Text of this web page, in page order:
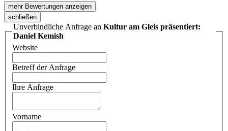
mehr Bewertungen anzeigen
schließen
Unverbindliche Anfrage an Kultur am Gleis präsentiert:
Daniel Kemish
Website
Betreff der Anfrage
Ihre Anfrage
Vorname